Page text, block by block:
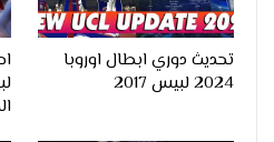
تحديث دوري ابطال اوروبا
2024 لبيس 2017